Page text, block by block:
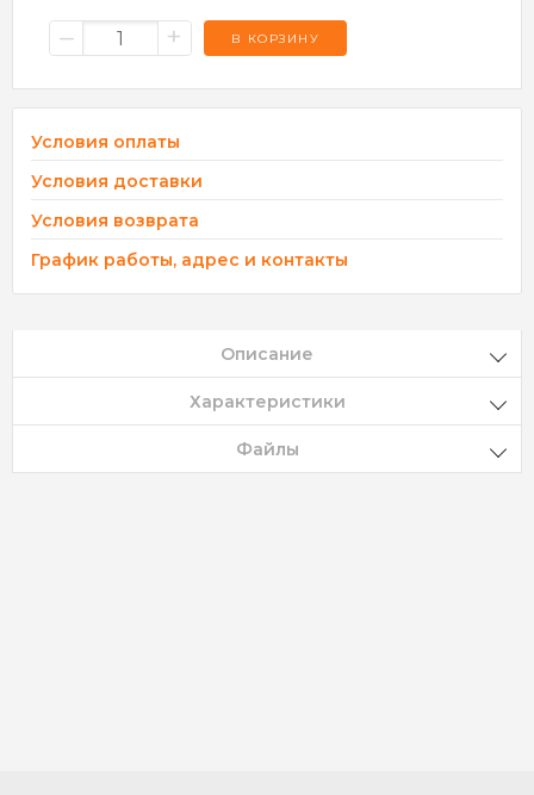
– + В КОРЗИНУ
Условия оплаты
Условия доставки
Условия возврата
График работы, адрес и контакты
Описание
Характеристики
Файлы